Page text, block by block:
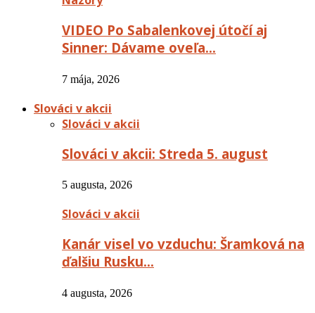
VIDEO Po Sabalenkovej útočí aj
Sinner: Dávame oveľa…
7 mája, 2026
Slováci v akcii
Slováci v akcii
Slováci v akcii: Streda 5. august
5 augusta, 2026
Slováci v akcii
Kanár visel vo vzduchu: Šramková na
ďalšiu Rusku…
4 augusta, 2026